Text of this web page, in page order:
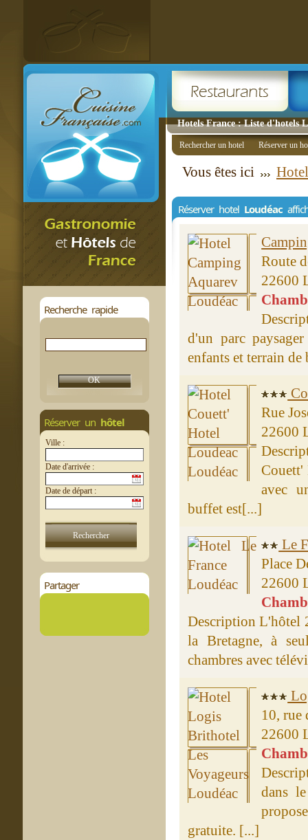
Hotels France : Liste d'hotels
Recherche rapide
Réserver un hôtel
Ville :
Date d'arrivée :
Date de départ :
Partager
Rechercher un hotel Réserver un
Vous êtes ici
Réserver hotel Loudéac
Route
22600
d'un parc
enfants et terrain de
Rue
22600
Couett'
avec
buffet est[...]
Le
Place
22600
Description L'hôtel
la Bretagne, à
chambres avec
10, rue
22600
dans
gratuite. [...]